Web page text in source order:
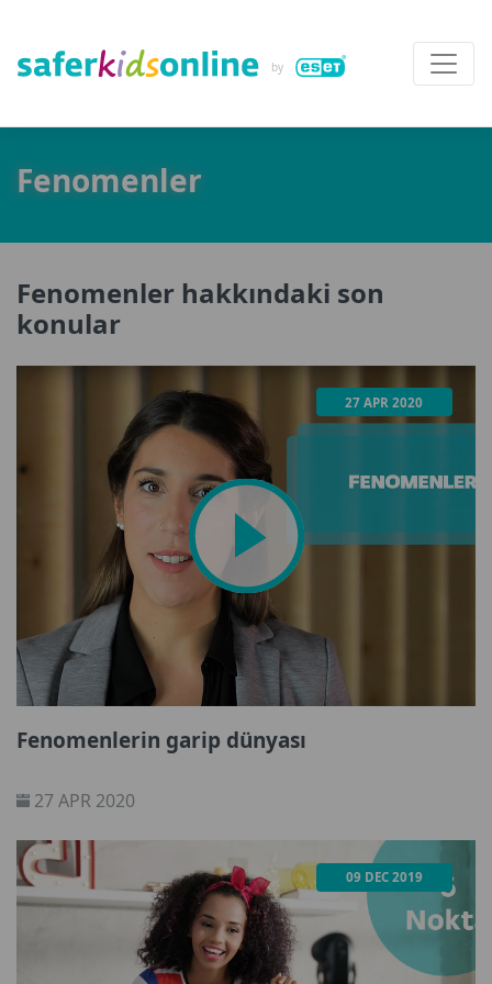
Fenomenler
Fenomenler hakkındaki son
konular
27 APR 2020
Fenomenlerin garip dünyası
27 APR 2020
09 DEC 2019